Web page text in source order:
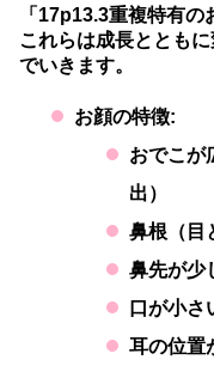
「17p13.3重複特有の
これらは成長ととも
でいきます。
お顔の特徴:
おでこが
出）
鼻根（目
鼻先が少
口が小さ
耳の位置